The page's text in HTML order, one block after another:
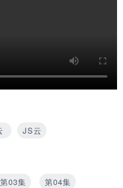
JS云
第03集
第04集